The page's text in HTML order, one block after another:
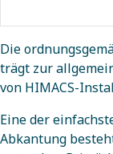
Die
trägt zur
von HIMACS-
Eine der
Abkantung